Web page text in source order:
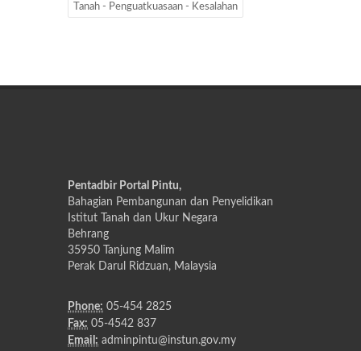
Tanah - Penguatkuasaan - Kesalahan
Pentadbir Portal Pintu,
Bahagian Pembangunan dan Penyelidikan
Istitut Tanah dan Ukur Negara
Behrang
35950 Tanjung Malim
Perak Darul Ridzuan, Malaysia
Phone: 05-454 2825
Fax: 05-4542 837
Email: adminpintu@instun.gov.my